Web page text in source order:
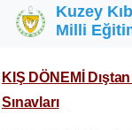
Ana içeriğe atla
Kuzey
Milli
KIŞ DÖNEMİ
Sınavları